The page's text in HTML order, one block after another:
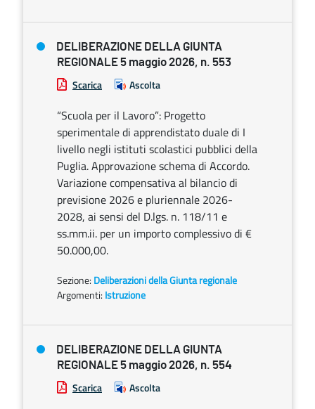
DELIBERAZIONE DELLA GIUNTA
REGIONALE 5 maggio 2026, n. 553
Scarica Ascolta
“Scuola per il Lavoro”: Progetto
sperimentale di apprendistato duale di I
livello negli istituti scolastici pubblici della
Puglia. Approvazione schema di Accordo.
Variazione compensativa al bilancio di
previsione 2026 e pluriennale 2026-
2028, ai sensi del D.lgs. n. 118/11 e
ss.mm.ii. per un importo complessivo di €
50.000,00.
Sezione: Deliberazioni della Giunta regionale
Argomenti: Istruzione
DELIBERAZIONE DELLA GIUNTA
REGIONALE 5 maggio 2026, n. 554
Scarica Ascolta